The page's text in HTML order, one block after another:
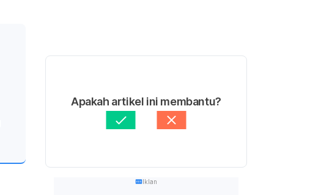
Apakah artikel ini membantu?
Iklan